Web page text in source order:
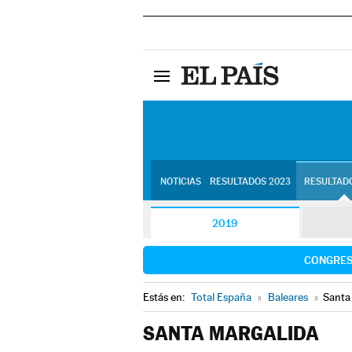
NOTICIAS RESULTADOS 2023
2019
Estás en: Total España » Baleares »
SANTA MARGALIDA